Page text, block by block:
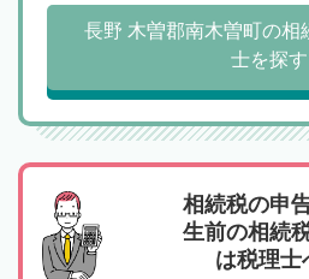
長野 木曽郡南木曽町の相
士を探す
相続税の申告
生前の相続
は税理士